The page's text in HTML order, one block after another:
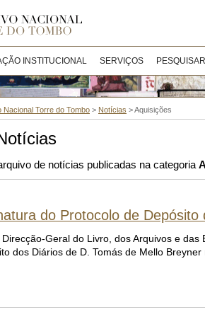
INSTITUCIONAL SERVIÇOS
Nacional Torre do Tombo > Notícias >Aquisições
de notícias publicadas na categoria
do Protocolo de
Geral do Livro, dos Arquivos e
dos Diários de D. Tomás de Mello